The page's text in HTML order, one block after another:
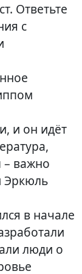
Ответьте
с
и он идёт
– важно
Эркюль
в начале
люди о